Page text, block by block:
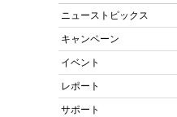
ニューストピックス
キャンペーン
イベント
レポート
サポート